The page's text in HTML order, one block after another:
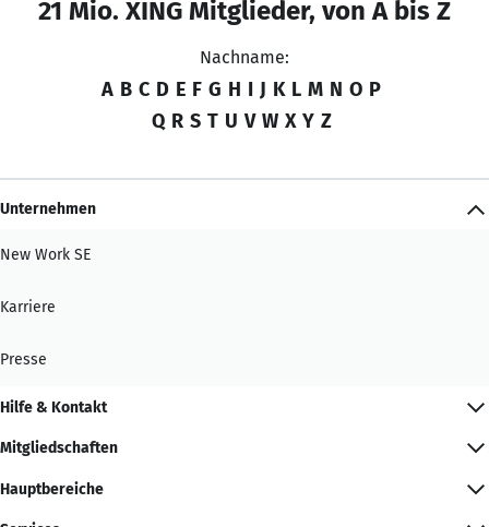
21 Mio. XING Mitglieder, von A bis Z
Nachname:
A B C D E F G H I J K L M N O P
Q R S T U V W X Y Z
Unternehmen
New Work SE
Karriere
Presse
Hilfe & Kontakt
Mitgliedschaften
Hauptbereiche